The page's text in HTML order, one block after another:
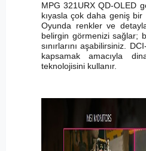
MPG 321URX QD-OLED
kıyasla çok daha geniş bir
Oyunda renkler ve
belirgin görmenizi sağlar;
sınırlarını aşabilirsiniz.
kapsamak amacıyla
teknolojisini kullanır.